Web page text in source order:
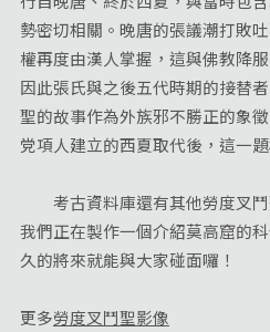
勢密切相關。晚唐的張議潮打敗
權再度由漢人掌握，這與佛教降
因此張氏與之後五代時期的接替
聖的故事作為外族邪不勝正的象
党項人建立的西夏取代後，這一
考古資料庫還有其他勞度叉鬥
我們正在製作一個介紹莫高窟的
久的將來就能與大家碰面囉！
更多勞度叉鬥聖影像